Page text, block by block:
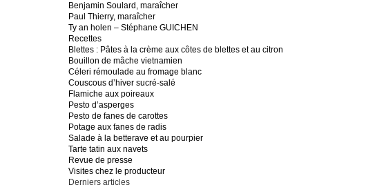
Benjamin Soulard, maraîcher
Paul Thierry, maraîcher
Ty an holen – Stéphane GUICHEN
Recettes
Blettes : Pâtes à la crème aux côtes de blettes et au citron
Bouillon de mâche vietnamien
Céleri rémoulade au fromage blanc
Couscous d’hiver sucré-salé
Flamiche aux poireaux
Pesto d’asperges
Pesto de fanes de carottes
Potage aux fanes de radis
Salade à la betterave et au pourpier
Tarte tatin aux navets
Revue de presse
Visites chez le producteur
Derniers articles